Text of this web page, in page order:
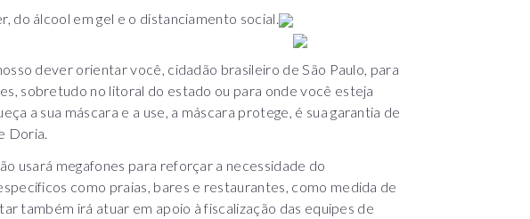
do álcool em gel e o distanciamento social.
dever orientar você, cidadão brasileiro de São Paulo, para
sobretudo no litoral do estado ou para onde você esteja
a sua máscara e a use, a máscara protege, é sua garantia de
Doria.
usará megafones para reforçar a necessidade do
como praias, bares e restaurantes, como medida de
também irá atuar em apoio à fiscalização das equipes de